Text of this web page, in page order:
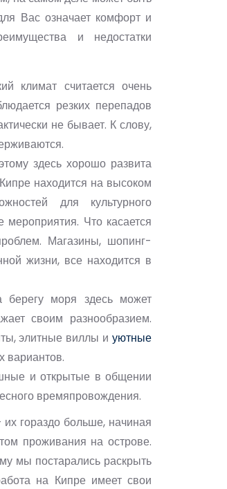
Вас означает комфорт и
и недостатки
климат считается очень
резких перепадов
не бывает. К слову,
здесь хорошо развита
находится на высоком
для культурного
Что касается
Магазины, шопинг-
жизни, все находится в
моря здесь может
своим разнообразием.
элитные виллы и уютные
вариантов.
и открытые в общении
времяпровождения.
гораздо больше, начиная
проживания на острове.
мы постарались раскрыть
на Кипре имеет свои